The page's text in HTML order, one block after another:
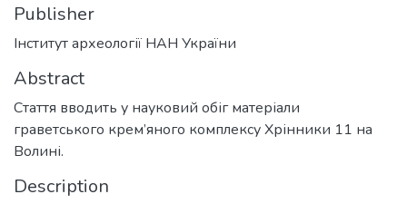
Publisher
Інститут археології НАН України
Abstract
Стаття вводить у науковий обіг матеріали
граветського крем’яного комплексу Хрінники 11 на
Волині.
Description